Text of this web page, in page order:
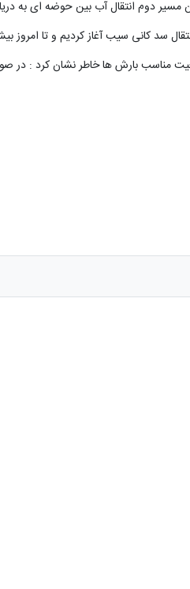
امروز بیش از ۳۰ میلیون متر مکعب آب به دریاچه ارومیه منتقل
مناسب بارش ها خاطر نشان کرد : در